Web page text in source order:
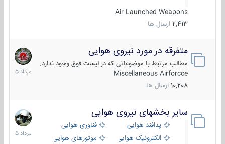
Air Launched Weapons
2,413 ارسال ها
متفرقه در مورد نیروی هوایی
مطالب مرتبط با موضوعاتی که در لیست فوق وجود ندارد.
Miscellaneous Airforcce
10,208 ارسال ها
7
مرداد
1405
سایر بخشهای نیروی هوایی
پدافند هوایی
فناوری هوایی
الکترونیک هوایی
موتورهای هوایی
2
مرداد
1405